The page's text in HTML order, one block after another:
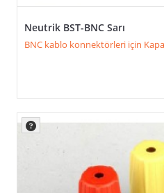
Neutrik BST-BNC Sarı
BNC kablo konnektörleri için